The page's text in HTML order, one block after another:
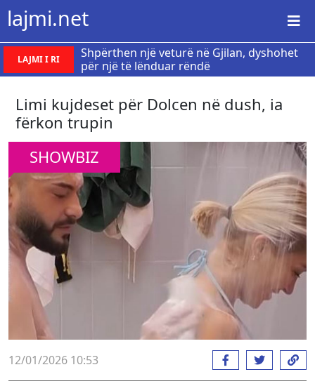
lajmi.net
LAJMI I RI
Shpërthen një veturë në Gjilan, dyshohet
për një të lënduar rëndë
Limi kujdeset për Dolcen në dush, ia
fërkon trupin
SHOWBIZ
12/01/2026 10:53